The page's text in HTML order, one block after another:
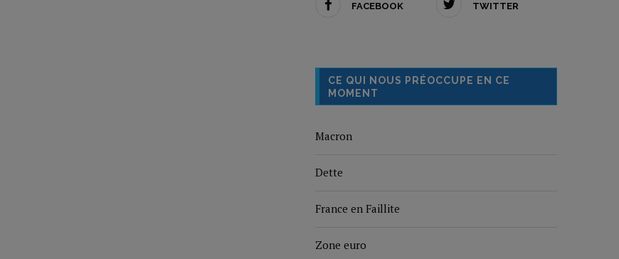
FACEBOOK TWITTER
CE QUI NOUS PRÉOCCUPE EN CE
MOMENT
Macron
Dette
France en Faillite
Zone euro